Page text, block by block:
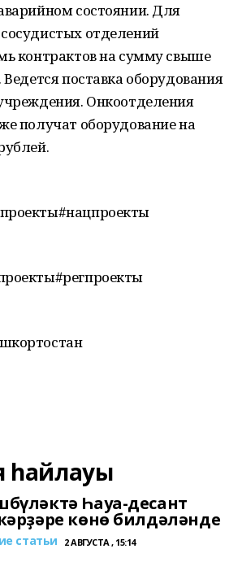
состоянии. Для
отделений
контрактов на сумму свыше
поставка оборудования
Онкоотделения
получат оборудование на
һайлауы
Һауа-десант
көнө билдәләнде
статьи 2 АВГУСТА , 15:14